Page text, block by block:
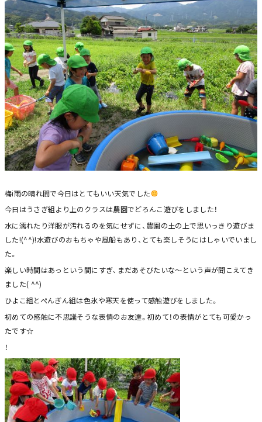
梅i雨の晴れ間で今日はとてもいい天気でした
今日はうさぎ組より上のクラスは農園でどろんこ遊びをしました！
水に濡れたり洋服が汚れるのを気にせずに、農園の土の上で思いっきり遊びま
した!(^^)!水遊びのおもちゃや風船もあり、とても楽しそうにはしゃいでいまし
た。
楽しい時間はあっという間にすぎ、まだあそびたいな～という声が聞こえてき
ました( ^^)
ひよこ組とぺんぎん組は色氷や寒天を使って感触遊びをしました。
初めての感触に不思議そうな表情のお友達。初めて！の表情がとても可愛かっ
たです☆
！